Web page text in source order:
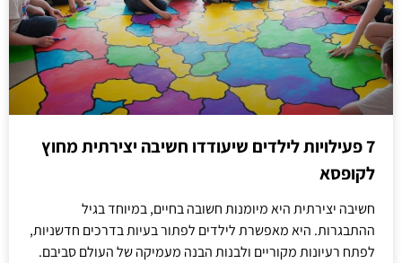
7 פעילויות לילדים שיעודדו חשיבה יצירתית מחוץ
לקופסא
חשיבה יצירתית היא מיומנות חשובה בחיים, במיוחד בגיל
ההתבגרות. היא מאפשרת לילדים לפתור בעיות בדרכים חדשניות,
לפתח רעיונות מקוריים ולבנות הבנה מעמיקה של העולם סביבם.